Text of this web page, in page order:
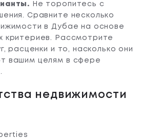
Не торопитесь с
Сравните несколько
в Дубае на основе
критериев. Рассмотрите
расценки и то, насколько они
вашим целям в сфере
недвижимости